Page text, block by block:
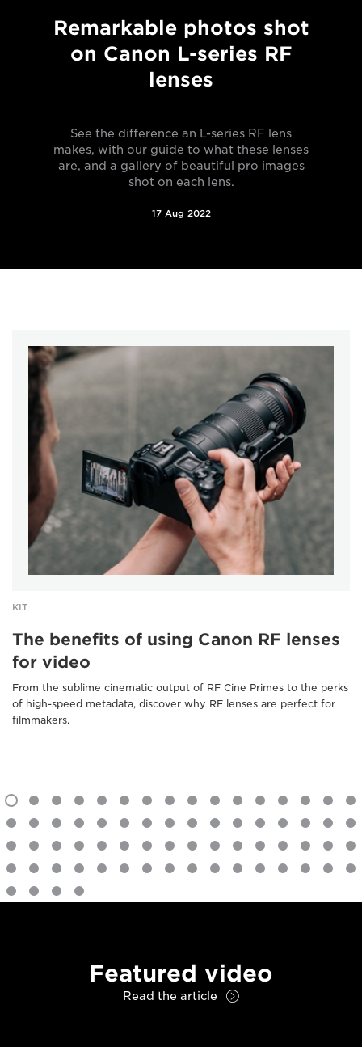
Remarkable photos shot
on Canon L-series RF
lenses
See the difference an L-series RF lens
makes, with our guide to what these lenses
are, and a gallery of beautiful pro images
shot on each lens.
17 Aug 2022
KIT
The benefits of using Canon RF lenses
for video
From the sublime cinematic output of RF Cine Primes to the perks
of high-speed metadata, discover why RF lenses are perfect for
filmmakers.
Featured video
Read the article